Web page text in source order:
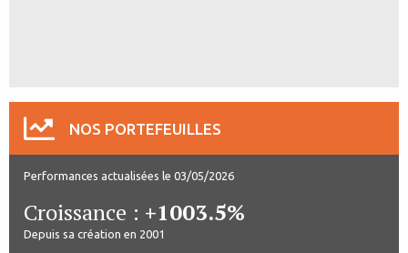
NOS PORTEFEUILLES
Performances actualisées le 03/05/2026
Croissance : +1003.5%
Depuis sa création en 2001